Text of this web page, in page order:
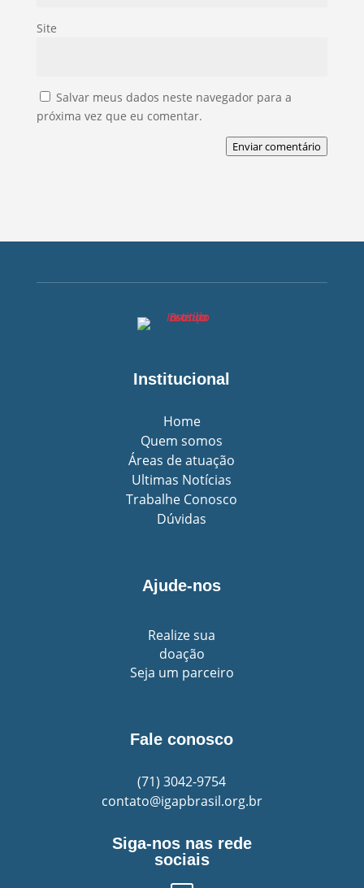
Site
Salvar meus dados neste navegador para a
próxima vez que eu comentar.
Enviar comentário
Institucional
Home
Quem somos
Áreas de atuação
Ultimas Notícias
Trabalhe Conosco
Dúvidas
Ajude-nos
Realize sua
doação
Seja um parceiro
Fale conosco
(71)3042-9754
contato@igapbrasil.org.br
Siga-nos nas rede
sociais